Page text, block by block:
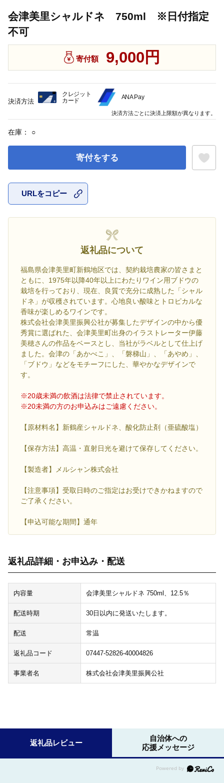
会津美里シャルドネ 750ml ※日付指定
不可
寄付額 9,000円
在庫： ○
寄付をする
URLをコピー
返礼品について
福島県会津美里町新鶴地区では、契約栽培農家の皆さまと
ともに、1975年以降40年以上にわたりワイン用ブドウの
栽培を行っており、現在、良質で充分に成熟した「シャル
ドネ」が収穫されています。心地良い酸味とトロピカルな
香味が楽しめるワインです。
株式会社会津美里振興公社が募集したデザインの中から優
秀賞に選ばれた、会津美里町出身のイラストレーター伊藤
美穂さんの作品をベースとし、当社がラベルとして仕上げ
ました。会津の「あかべこ」、「磐梯山」、「あやめ」、
「ブドウ」などをモチーフにした、華やかなデザインで
す。
※20歳未満の飲酒は法律で禁止されています。
※20未満の方のお申込みはご遠慮ください。
【原材料名】新鶴産シャルドネ、酸化防止剤（亜硫酸塩）
【保存方法】高温・直射日光を避けて保存してください。
【製造者】メルシャン株式会社
【注意事項】受取日時のご指定はお受けできかねますので
ご了承ください。
【申込可能な期間】通年
返礼品詳細・お申込み・配送
内容量 会津美里シャルドネ 750ml、12.5％
配送時期 30日以内に発送いたします。
配送 常温
返礼品コード 07447-52826-40004826
事業者名 株式会社会津美里振興公社
決済方法
クレジット
カード
ANA Pay
決済方法ごとに決済上限額が異なります。
返礼品レビュー
自治体への
応援メッセージ